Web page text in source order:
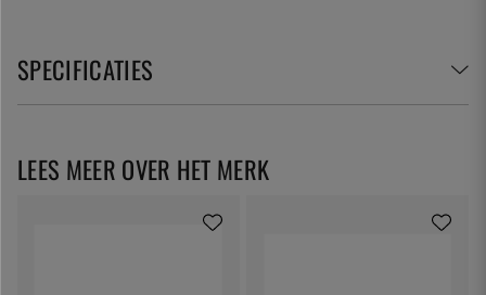
SPECIFICATIES
LEES MEER OVER HET MERK